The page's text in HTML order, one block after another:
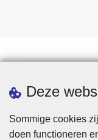
Deze
Sommige cookies
doen functioneren